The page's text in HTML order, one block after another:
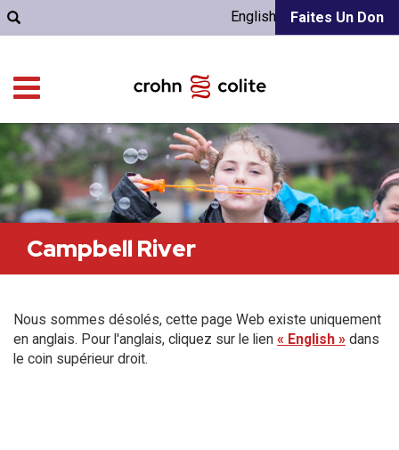
Faites Un Don
English
Campbell River
Nous sommes désolés, cette page Web existe uniquement
en anglais. Pour l'anglais, cliquez sur le lien « English » dans
le coin supérieur droit.